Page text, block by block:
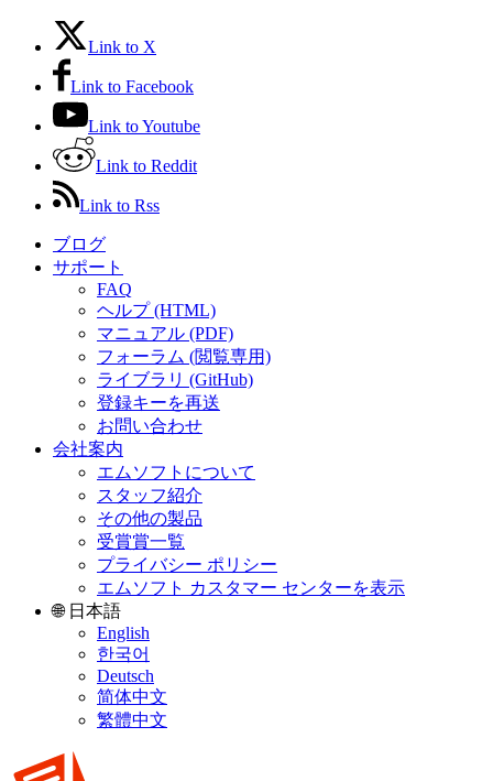
Link to X
Link to Facebook
Link to Youtube
Link to Reddit
Link to Rss
ブログ
サポート
FAQ
ヘルプ (HTML)
マニュアル (PDF)
フォーラム (閲覧専用)
ライブラリ (GitHub)
登録キーを再送
お問い合わせ
会社案内
エムソフトについて
スタッフ紹介
その他の製品
受賞賞一覧
プライバシー ポリシー
エムソフト カスタマー センターを表示
🌐 日本語
English
한국어
Deutsch
简体中文
繁體中文